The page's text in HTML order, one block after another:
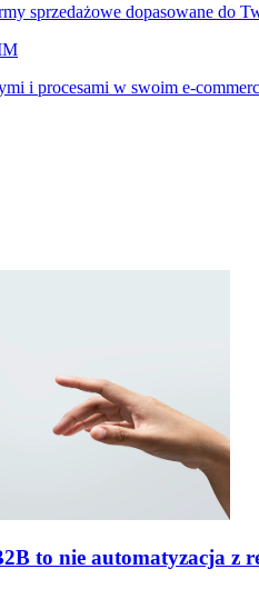
sprzedażowe dopasowane do
i procesami w swoim e-
to nie automatyzacja z